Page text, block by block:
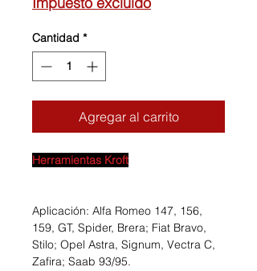
Cantidad *
Agregar al carrito
Herramientas Kroft
Aplicación: Alfa Romeo 147, 156,
159, GT, Spider, Brera; Fiat Bravo,
Stilo; Opel Astra, Signum, Vectra C,
Zafira; Saab 93/95.